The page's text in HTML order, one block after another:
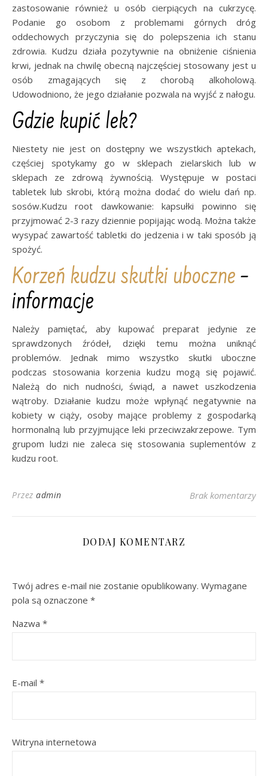
zastosowanie również u osób cierpiących na cukrzycę.
Podanie go osobom z problemami górnych dróg
oddechowych przyczynia się do polepszenia ich stanu
zdrowia. Kudzu działa pozytywnie na obniżenie ciśnienia
krwi, jednak na chwilę obecną najczęściej stosowany jest u
osób zmagających się z chorobą alkoholową.
Udowodniono, że jego działanie pozwala na wyjść z nałogu.
Gdzie kupić lek?
Niestety nie jest on dostępny we wszystkich aptekach,
częściej spotykamy go w sklepach zielarskich lub w
sklepach ze zdrową żywnością. Występuje w postaci
tabletek lub skrobi, którą można dodać do wielu dań np.
sosów.Kudzu root dawkowanie: kapsułki powinno się
przyjmować 2-3 razy dziennie popijając wodą. Można także
wysypać zawartość tabletki do jedzenia i w taki sposób ją
spożyć.
Korzeń kudzu skutki uboczne –
informacje
Należy pamiętać, aby kupować preparat jedynie ze
sprawdzonych źródeł, dzięki temu można uniknąć
problemów. Jednak mimo wszystko skutki uboczne
podczas stosowania korzenia kudzu mogą się pojawić.
Należą do nich nudności, świąd, a nawet uszkodzenia
wątroby. Działanie kudzu może wpłynąć negatywnie na
kobiety w ciąży, osoby mające problemy z gospodarką
hormonalną lub przyjmujące leki przeciwzakrzepowe. Tym
grupom ludzi nie zaleca się stosowania suplementów z
kudzu root.
Przez admin Brak komentarzy
DODAJ KOMENTARZ
Twój adres e-mail nie zostanie opublikowany. Wymagane
pola są oznaczone *
Nazwa *
E-mail *
Witryna internetowa